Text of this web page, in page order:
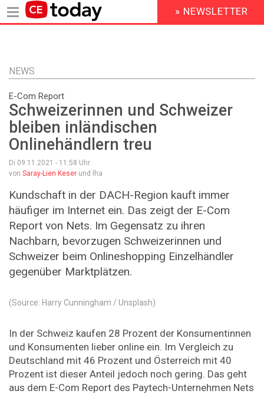
Inhalt
HEADER
MENU
» NEWSLETTER
NEWS
E-Com Report
Schweizerinnen und Schweizer
bleiben inländischen
Onlinehändlern treu
Di 09.11.2021 - 11:58 Uhr
von Saray-Lien Keser und lha
Kundschaft in der DACH-Region kauft immer
häufiger im Internet ein. Das zeigt der E-Com
Report von Nets. Im Gegensatz zu ihren
Nachbarn, bevorzugen Schweizerinnen und
Schweizer beim Onlineshopping Einzelhändler
gegenüber Marktplätzen.
(Source: Harry Cunningham / Unsplash)
In der Schweiz kaufen 28 Prozent der Konsumentinnen
und Konsumenten lieber online ein. Im Vergleich zu
Deutschland mit 46 Prozent und Österreich mit 40
Prozent ist dieser Anteil jedoch noch gering. Das geht
aus dem E-Com Report des Paytech-Unternehmen Nets